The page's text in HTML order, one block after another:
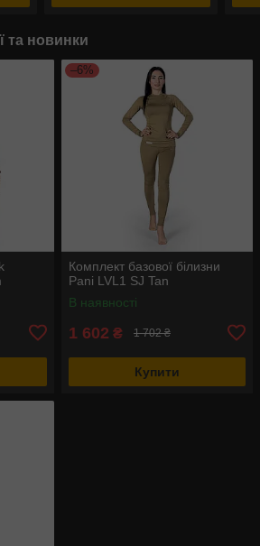
та новинки
–6%
Комплект базової білизни
Pani LVL1 SJ Tan
В наявності
1 602 ₴ 1 702 ₴
Купити